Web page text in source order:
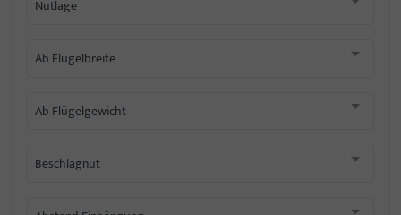
Nutlage
Ab Flügelbreite
Ab Flügelgewicht
Beschlagnut